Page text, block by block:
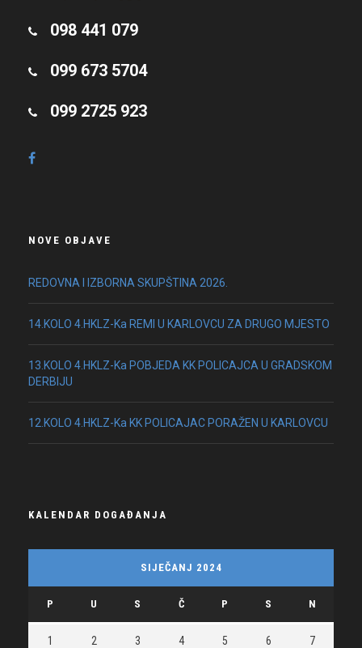
098 441 079
099 673 5704
099 2725 923
NOVE OBJAVE
REDOVNA I IZBORNA SKUPŠTINA 2026.
14.KOLO 4.HKLZ-Ka REMI U KARLOVCU ZA DRUGO MJESTO
13.KOLO 4.HKLZ-Ka POBJEDA KK POLICAJCA U GRADSKOM
DERBIJU
12.KOLO 4.HKLZ-Ka KK POLICAJAC PORAŽEN U KARLOVCU
KALENDAR DOGAĐANJA
SIJEČANJ 2024
P U S Č P S N
1 2 3 4 5 6 7